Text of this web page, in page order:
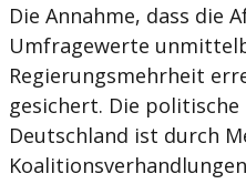
Die Annahme, dass die
Umfragewerte
Regierungsmehrheit
gesichert. Die
Deutschland ist durch